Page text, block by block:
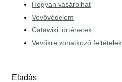
Hogyan vásárolhat
Vevővédelem
Catawiki történetek
Vevőkre vonatkozó feltételek
Eladás